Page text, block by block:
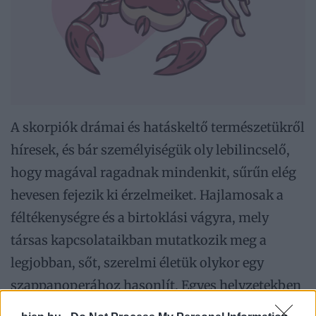
A skorpiók drámai és hatáskeltő természetükről
híresek, és bár személyiségük oly lebilincselő,
hogy magával ragadnak mindenkit, sűrűn elég
hevesen fejezik ki érzelmeiket. Hajlamosak a
féltékenységre és a birtoklási vágyra, mely
társas kapcsolataikban mutatkozik meg a
legjobban, sőt, szerelmi életük olykor egy
szappanoperához hasonlít. Egyes helyzetekben